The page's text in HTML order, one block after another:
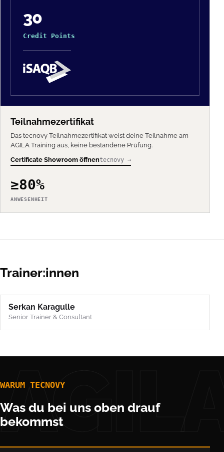
30
Credit Points
Teilnahmezertifikat
Das tecnovy Teilnahmezertifikat weist deine Teilnahme am
AGILA Training aus, keine bestandene Prüfung.
Certificate Showroom öffnentecnovy →
≥80%
ANWESENHEIT
Trainer:innen
Serkan Karagulle
Senior Trainer & Consultant
WARUM TECNOVY
Was du bei uns oben drauf
bekommst